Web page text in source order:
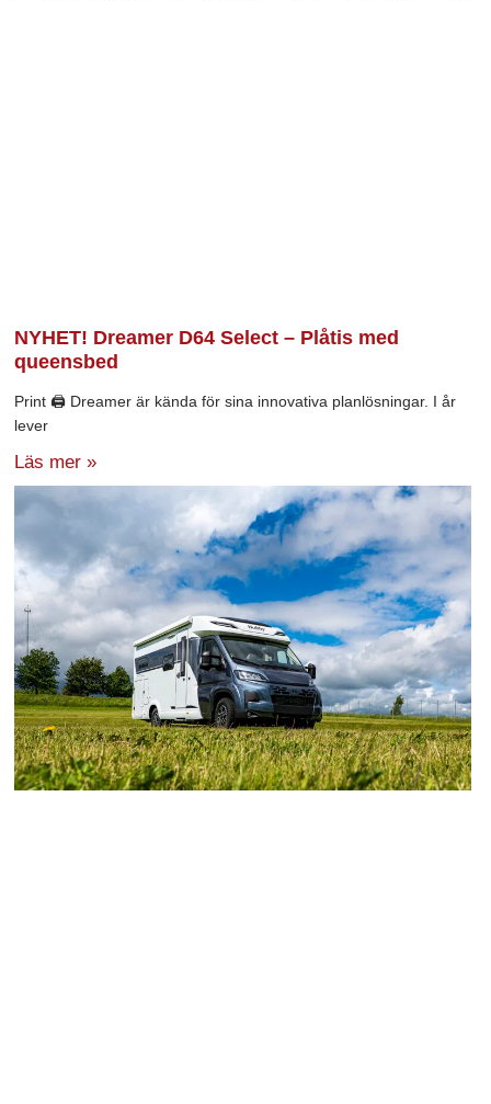
NYHET! Dreamer D64 Select – Plåtis med
queensbed
Print 🖨 Dreamer är kända för sina innovativa planlösningar. I år
lever
Läs mer »